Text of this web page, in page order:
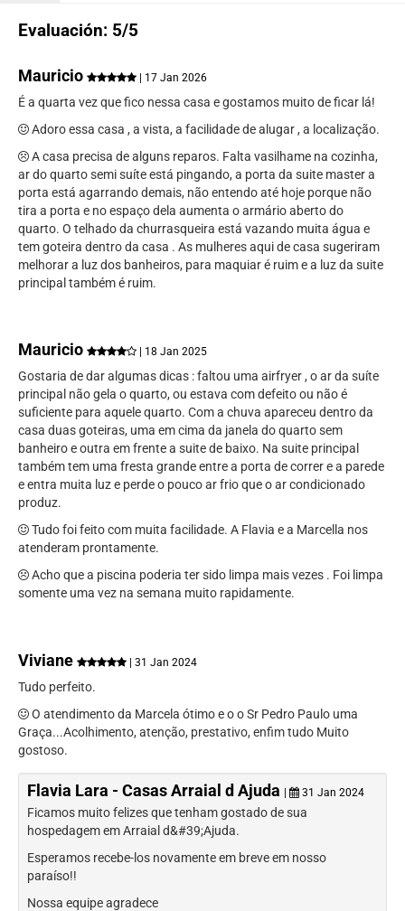
Evaluación: 5/5
Mauricio | 17 Jan 2026
É a quarta vez que fico nessa casa e gostamos muito de ficar lá!
Adoro essa casa , a vista, a facilidade de alugar , a localização.
A casa precisa de alguns reparos. Falta vasilhame na cozinha,
ar do quarto semi suíte está pingando, a porta da suite master a
porta está agarrando demais, não entendo até hoje porque não
tira a porta e no espaço dela aumenta o armário aberto do
quarto. O telhado da churrasqueira está vazando muita água e
tem goteira dentro da casa . As mulheres aqui de casa sugeriram
melhorar a luz dos banheiros, para maquiar é ruim e a luz da suite
principal também é ruim.
Mauricio | 18 Jan 2025
Gostaria de dar algumas dicas : faltou uma airfryer , o ar da suíte
principal não gela o quarto, ou estava com defeito ou não é
suficiente para aquele quarto. Com a chuva apareceu dentro da
casa duas goteiras, uma em cima da janela do quarto sem
banheiro e outra em frente a suite de baixo. Na suite principal
também tem uma fresta grande entre a porta de correr e a parede
e entra muita luz e perde o pouco ar frio que o ar condicionado
produz.
Tudo foi feito com muita facilidade. A Flavia e a Marcella nos
atenderam prontamente.
Acho que a piscina poderia ter sido limpa mais vezes . Foi limpa
somente uma vez na semana muito rapidamente.
Viviane | 31 Jan 2024
Tudo perfeito.
O atendimento da Marcela ótimo e o o Sr Pedro Paulo uma
Graça...Acolhimento, atenção, prestativo, enfim tudo Muito
gostoso.
Flavia Lara - Casas Arraial d Ajuda | 31 Jan 2024
Ficamos muito felizes que tenham gostado de sua
hospedagem em Arraial d&#39;Ajuda.
Esperamos recebe-los novamente em breve em nosso
paraíso!!
Nossa equipe agradece